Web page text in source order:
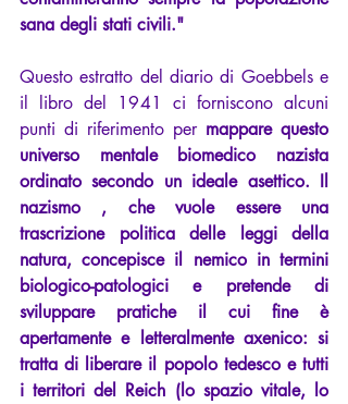
sana degli stati civili."
Questo estratto del diario di Goebbels e
il libro del 1941 ci forniscono alcuni
punti di riferimento per mappare questo
universo mentale biomedico nazista
ordinato secondo un ideale asettico. Il
nazismo , che vuole essere una
trascrizione politica delle leggi della
natura, concepisce il nemico in termini
biologico-patologici e pretende di
sviluppare pratiche il cui fine è
apertamente e letteralmente axenico: si
tratta di liberare il popolo tedesco e tutti
i territori del Reich (lo spazio vitale, lo